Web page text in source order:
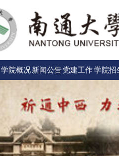
学院概况 新闻公告党建工作学院招